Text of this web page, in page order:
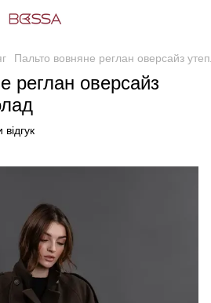
Пальто вовняне реглан оверсайз
реглан оверсайз